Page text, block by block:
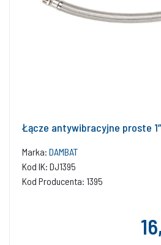
Łącze antywibracyjne proste
Marka: DAMBAT
Kod IK: DJ1395
Kod Producenta: 1395